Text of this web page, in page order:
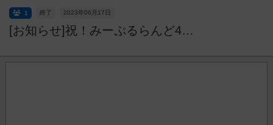
[お知らせ]祝！みーぷるらんど4周年！
終了 2023年06月17日
1